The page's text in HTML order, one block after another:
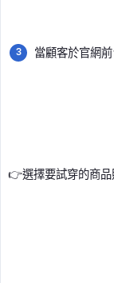
當顧客於官網
👉選擇要試穿的商